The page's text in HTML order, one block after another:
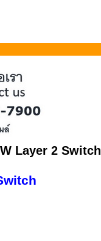
Layer 2 Switch